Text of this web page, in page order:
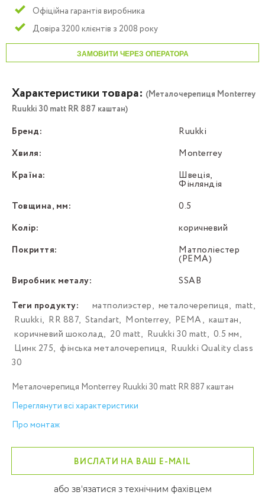
Офіційна гарантія виробника
Довіра 3200 клієнтів з 2008 року
ЗАМОВИТИ ЧЕРЕЗ ОПЕРАТОРА
Характеристики товара: (Металочерепиця Моntеrrey
Ruukki 30 matt RR 887 каштан)
Бренд:
Ruukki
Хвиля:
Monterrey
Країна:
Швеція,
Фінляндія
Товщина, мм:
0.5
Колір:
коричневий
Покриття:
Матполіестер
(PEMA)
Виробник металу:
SSAB
Теги продукту:
матполиэстер, металочерепиця, matt,
Ruukki, RR 887, Standart, Monterrey, PEMA, каштан,
коричневий шоколад, 20 matt, Ruukki 30 matt, 0.5 мм,
Цинк 275, фінська металочерепиця, Ruukki Quality class
30
Металочерепиця Моntеrrey Ruukki 30 matt RR 887 каштан
Переглянути всі характеристики
Про монтаж
ВИСЛАТИ НА ВАШ E-MAIL
або зв'язатися з технічним фахівцем